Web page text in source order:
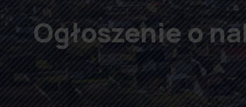
⌂
Ogłoszenie o